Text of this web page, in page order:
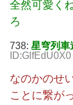
全然可愛く
ろ
738: 星穹列車
ID:GlfEdU0X0
なのかのせ
ことに繋が